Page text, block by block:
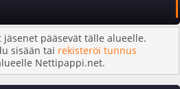
pääsevät tälle alueelle.
sisään tai rekisteröi tunnus
Nettipappi.net.